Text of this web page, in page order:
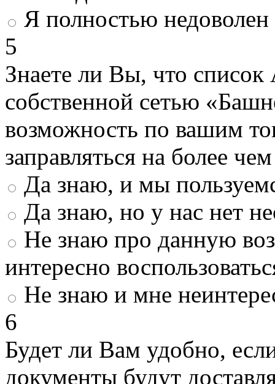
Я полностью недоволен
5
Знаете ли Вы, что
собственной сетью
возможность по вашим
заправляться на более
Да знаю, и мы
Да знаю, но у нас нет
Не знаю про данную
интересно
Не знаю и мне
6
Будет ли Вам удобно,
документы будут